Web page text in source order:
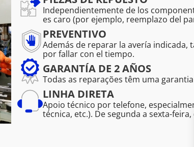
Independientemente de los
es caro (por ejemplo, reemplazo del
PREVENTIVO
Además de reparar la avería
por fallar con el tiempo.
GARANTÍA DE 2 AÑOS
Todas as reparações têm uma
LINHA DIRETA
Apoio técnico por telefone,
técnica, etc.). De segunda a sexta-feira,